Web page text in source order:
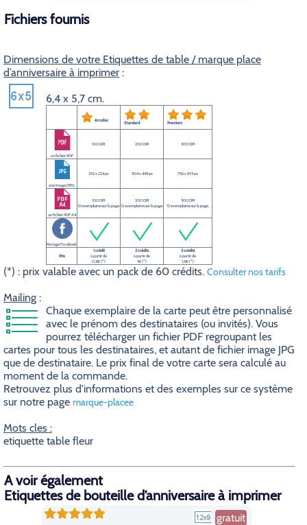
Fichiers fournis
Dimensions de votre Etiquettes de table / marque place
d’anniversaire à imprimer :
6,4 x 5,7 cm.
éco plus Standard Premium
un fichier PDF
100 DPI 200 DPI 300 DPI
une image JPEG
252 x 224 px 504 x 449 px 756 x 673 px
un fichier PDF A4
100 DPI
12 exemplaires sur la page.
200 DPI
12 exemplaires sur la page.
300 DPI
12 exemplaires sur la page.
Partage Facebook
Prix
1 crédit
à partir de
0,5€ (*)
2 crédits
à partir de
1€ (*)
3 crédits
à partir de
1,5€ (*)
(*) : prix valable avec un pack de 60 crédits. Consulter nos tarifs
Mailing :
Chaque exemplaire de la carte peut être personnalisé
avec le prénom des destinataires (ou invités). Vous
pourrez télécharger un fichier PDF regroupant les
cartes pour tous les destinataires, et autant de fichier image JPG
que de destinataire. Le prix final de votre carte sera calculé au
moment de la commande.
Retrouvez plus d'informations et des exemples sur ce système
sur notre page marque-placee
Mots cles :
etiquette table fleur
A voir également
Etiquettes de bouteille d’anniversaire à imprimer
gratuit